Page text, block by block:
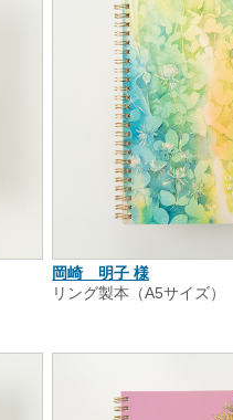
岡崎 明子 様
リング製本（A5サイズ）